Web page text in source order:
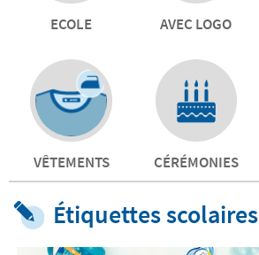
ECOLE AVEC LOGO
VÊTEMENTS CÉRÉMONIES
Étiquettes scolaires